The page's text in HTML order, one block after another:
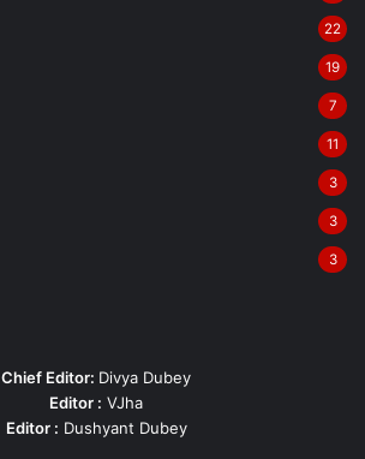
22
19
7
11
3
3
3
Chief Editor: Divya Dubey
Editor : VJha
Editor : Dushyant Dubey